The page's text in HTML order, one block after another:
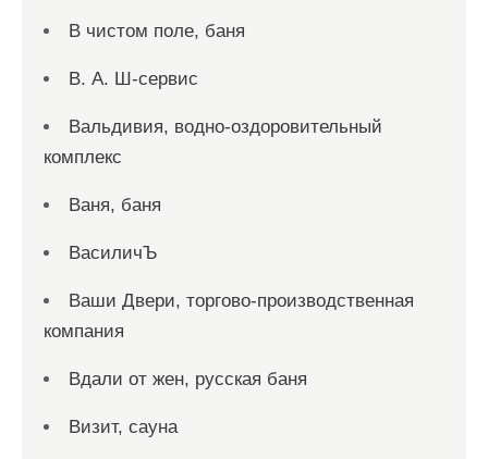
В чистом поле, баня
В. А. Ш-сервис
Вальдивия, водно-оздоровительный
комплекс
Ваня, баня
ВасиличЪ
Ваши Двери, торгово-производственная
компания
Вдали от жен, русская баня
Визит, сауна